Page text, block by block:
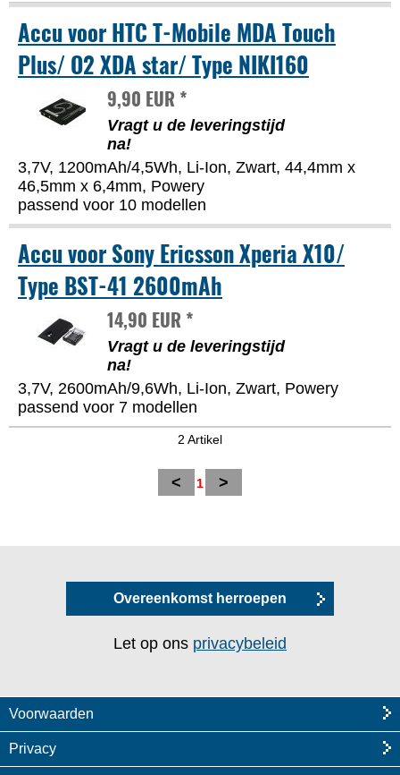
Accu voor HTC T-Mobile MDA Touch
Plus/ O2 XDA star/ Type NIKI160
9,90 EUR *
Vragt u de leveringstijd
na!
3,7V, 1200mAh/4,5Wh, Li-Ion, Zwart, 44,4mm x
46,5mm x 6,4mm, Powery
passend voor 10 modellen
Accu voor Sony Ericsson Xperia X10/
Type BST-41 2600mAh
14,90 EUR *
Vragt u de leveringstijd
na!
3,7V, 2600mAh/9,6Wh, Li-Ion, Zwart, Powery
passend voor 7 modellen
2 Artikel
< 1 >
Overeenkomst herroepen
Let op ons privacybeleid
Voorwaarden
Privacy